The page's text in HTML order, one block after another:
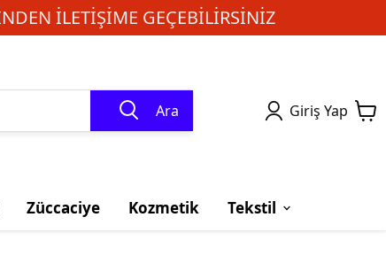
ILETIŞIME GEÇEBILIRSINIZ
Ara Giriş Yap
Züccaciye Kozmetik Tekstil